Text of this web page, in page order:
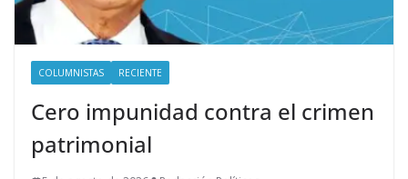
COLUMNISTAS RECIENTE
Cero impunidad contra el crimen
patrimonial